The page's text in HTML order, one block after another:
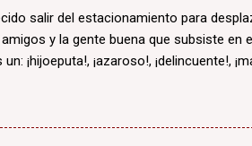
salir del estacionamiento para
y la gente buena que subsiste en
¡hijoeputa!, ¡azaroso!, ¡delincuente!,